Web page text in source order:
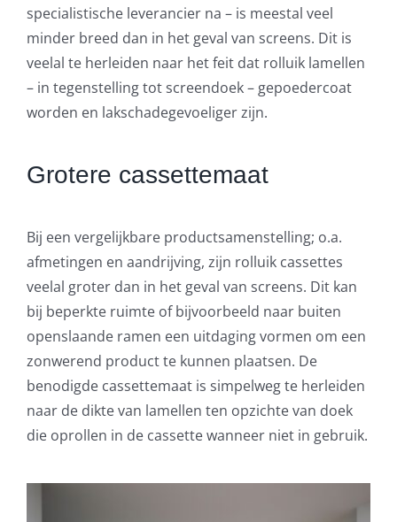
specialistische leverancier na – is meestal veel
minder breed dan in het geval van screens. Dit is
veelal te herleiden naar het feit dat rolluik lamellen
– in tegenstelling tot screendoek – gepoedercoat
worden en lakschadegevoeliger zijn.
Grotere cassettemaat
Bij een vergelijkbare productsamenstelling; o.a.
afmetingen en aandrijving, zijn rolluik cassettes
veelal groter dan in het geval van screens. Dit kan
bij beperkte ruimte of bijvoorbeeld naar buiten
openslaande ramen een uitdaging vormen om een
zonwerend product te kunnen plaatsen. De
benodigde cassettemaat is simpelweg te herleiden
naar de dikte van lamellen ten opzichte van doek
die oprollen in de cassette wanneer niet in gebruik.